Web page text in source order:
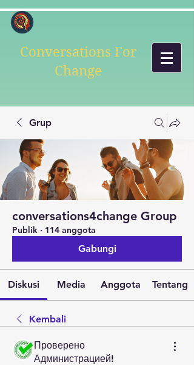
Conversations For
Change
Grup
conversations4change Group
Publik · 114 anggota
Gabungi
Diskusi Media Anggota Tentang
Kembali
Проверено
Администрацией!